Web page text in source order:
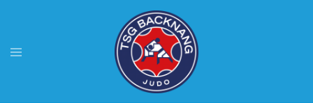
springen
Menü
umschalten